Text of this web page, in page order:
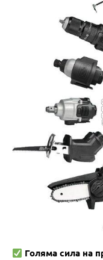
Голяма сила на